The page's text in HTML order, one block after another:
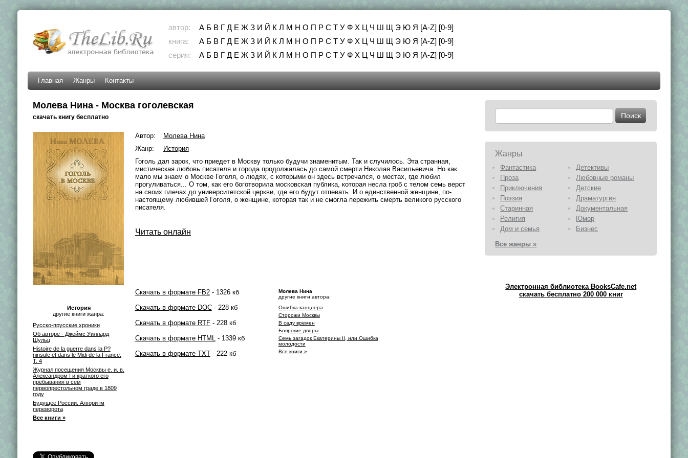
автор: А Б В Г Д Е Ж З И Й К Л М Н О П Р С Т У Ф Х Ц Ч Ш Щ Э Ю Я [A-Z] [0-9]
книга:
А Б В Г Д Е Ж З И Й К Л М Н О П Р С Т У Ф Х Ц Ч Ш Щ Э Ю Я [A-Z] [0-9]
серия:
А Б В Г Д Е Ж З И Й К Л М Н О П Р С Т У Ф Х Ц Ч Ш Щ Э Ю Я [A-Z] [0-9]
Главная Жанры Контакты
Молева Нина - Москва гоголевская
скачать книгу бесплатно
История
другие книги жанра:
Русско-прусские хроники
Об авторе - Джеймс Уиллард
Шульц
Histoire de la guerre dans la P?
ninsule et dans le Midi de la France.
T. 4
Журнал посещения Москвы е. и. в.
Александром I и краткого его
пребывания в сем
первопрестольном граде в 1809
году
Будущее России. Алгоритм
переворота
Все книги »
Автор:
Молева Нина
Жанр:
История
Гоголь дал зарок, что приедет в Москву только будучи знаменитым. Так и случилось. Эта странная,
мистическая любовь писателя и города продолжалась до самой смерти Николая Васильевича. Но как
мало мы знаем о Москве Гоголя, о людях, с которыми он здесь встречался, о местах, где любил
прогуливаться... О том, как его боготворила московская публика, которая несла гроб с телом семь верст
на своих плечах до университетской церкви, где его будут отпевать. И о единственной женщине, по-
настоящему любившей Гоголя, о женщине, которая так и не смогла пережить смерть великого русского
писателя.
Читать онлайн
Скачать в формате FB2- 1326 кб
Скачать в формате DOC- 228 кб
Скачать в формате RTF- 228 кб
Скачать в формате HTML- 1339 кб
Скачать в формате TXT- 222 кб
Молева Нина
другие книги автора:
Ошибка канцлера
Сторожи Москвы
В саду времен
Боярские дворы
Семь загадок Екатерины II, или Ошибка
молодости
Все книги »
Жанры
Фантастика
Детективы
Проза
Любовные романы
Приключения
Детские
Поэзия
Драматургия
Старинная
Документальная
Религия
Юмор
Дом и семья
Бизнес
Все жанры »
Электронная библиотека BooksCafe.net
скачать бесплатно 200 000 книг